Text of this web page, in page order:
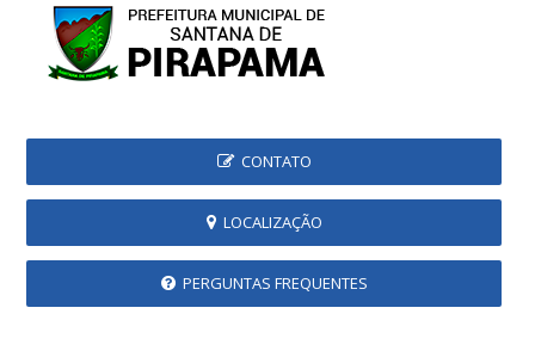
CONTATO
LOCALIZAÇÃO
PERGUNTAS FREQUENTES